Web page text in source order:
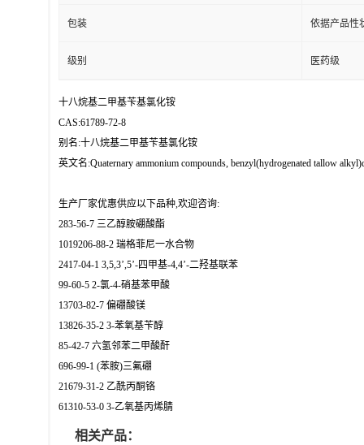
包装 依据产品性
级别 医药级
十八烷基二甲基苄基氯化铵
CAS:61789-72-8
别名:十八烷基二甲基苄基氯化铵
英文名:Quaternary ammonium compounds, benzyl(hydrogenated tallow
生产厂家优惠供应以下品种,欢迎咨询:
283-56-7 三乙醇胺硼酸酯
1019206-88-2 瑞格菲尼一水合物
2417-04-1 3,5,3’,5’-四甲基-4,4’-二羟基联苯
99-60-5 2-氯-4-硝基苯甲酸
13703-82-7 偏硼酸镁
13826-35-2 3-苯氧基苄醇
85-42-7 六氢邻苯二甲酸酐
696-99-1 (苯胺)三氟硼
21679-31-2 乙酰丙酮铬
61310-53-0 3-乙氧基丙烯腈
相关产品：